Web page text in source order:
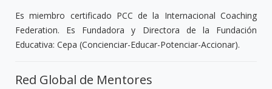
Es miembro certificado PCC de la Internacional Coaching
Federation. Es Fundadora y Directora de la Fundación
Educativa: Cepa (Concienciar-Educar-Potenciar-Accionar).
Red Global de Mentores